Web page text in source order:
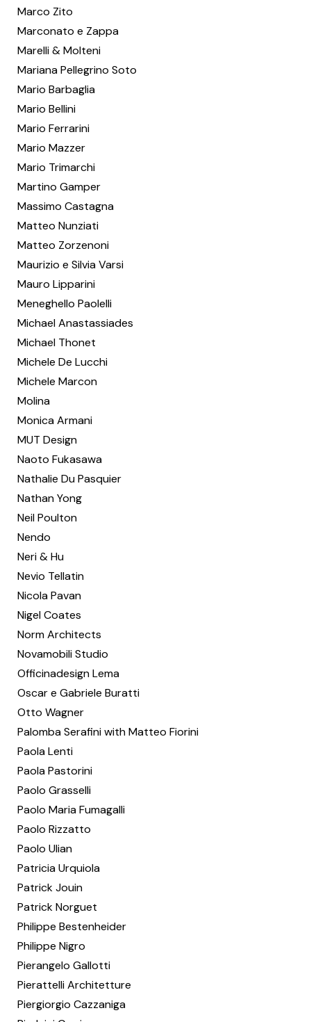
Marco Zito
Marconato e Zappa
Marelli & Molteni
Mariana Pellegrino Soto
Mario Barbaglia
Mario Bellini
Mario Ferrarini
Mario Mazzer
Mario Trimarchi
Martino Gamper
Massimo Castagna
Matteo Nunziati
Matteo Zorzenoni
Maurizio e Silvia Varsi
Mauro Lipparini
Meneghello Paolelli
Michael Anastassiades
Michael Thonet
Michele De Lucchi
Michele Marcon
Molina
Monica Armani
MUT Design
Naoto Fukasawa
Nathalie Du Pasquier
Nathan Yong
Neil Poulton
Nendo
Neri & Hu
Nevio Tellatin
Nicola Pavan
Nigel Coates
Norm Architects
Novamobili Studio
Officinadesign Lema
Oscar e Gabriele Buratti
Otto Wagner
Palomba Serafini with Matteo Fiorini
Paola Lenti
Paola Pastorini
Paolo Grasselli
Paolo Maria Fumagalli
Paolo Rizzatto
Paolo Ulian
Patricia Urquiola
Patrick Jouin
Patrick Norguet
Philippe Bestenheider
Philippe Nigro
Pierangelo Gallotti
Pierattelli Architetture
Piergiorgio Cazzaniga